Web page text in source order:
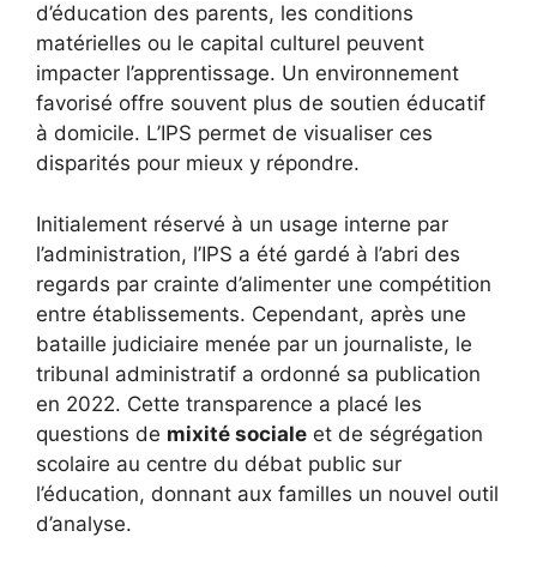
d’éducation des parents, les conditions
matérielles ou le capital culturel peuvent
impacter l’apprentissage. Un environnement
favorisé offre souvent plus de soutien éducatif
à domicile. L’IPS permet de visualiser ces
disparités pour mieux y répondre.
Initialement réservé à un usage interne par
l’administration, l’IPS a été gardé à l’abri des
regards par crainte d’alimenter une compétition
entre établissements. Cependant, après une
bataille judiciaire menée par un journaliste, le
tribunal administratif a ordonné sa publication
en 2022. Cette transparence a placé les
questions de mixité sociale et de ségrégation
scolaire au centre du débat public sur
l’éducation, donnant aux familles un nouvel outil
d’analyse.